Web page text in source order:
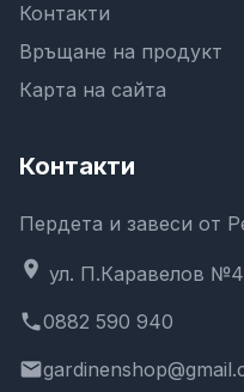
Контакти
Връщане на продукт
Карта на сайта
Контакти
Пердета и завеси от
location_on ул. П.Каравелов
phone0882 590 940
email